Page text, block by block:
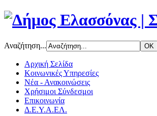
Αναζήτηση...
Αρχική Σελίδα
Κοινωνικές Υπηρεσίες
Νέα - Ανακοινώσεις
Χρήσιμοι Σύνδεσμοι
Επικοινωνία
Δ.Ε.Υ.Α.ΕΛ.